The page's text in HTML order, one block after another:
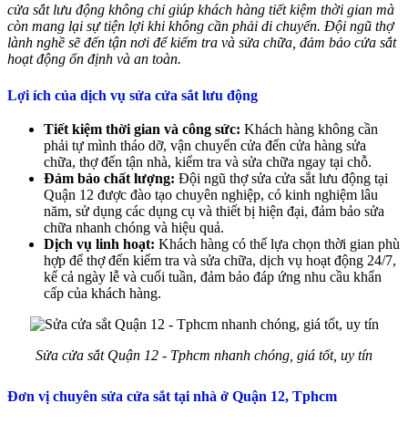
cửa sắt lưu động không chỉ giúp khách hàng tiết kiệm thời gian mà
còn mang lại sự tiện lợi khi không cần phải di chuyển. Đội ngũ thợ
lành nghề sẽ đến tận nơi để kiểm tra và sửa chữa, đảm bảo cửa sắt
hoạt động ổn định và an toàn.
Lợi ích của dịch vụ sửa cửa sắt lưu động
Tiết kiệm thời gian và công sức: Khách hàng không cần
phải tự mình tháo dỡ, vận chuyển cửa đến cửa hàng sửa
chữa, thợ đến tận nhà, kiểm tra và sửa chữa ngay tại chỗ.
Đảm bảo chất lượng: Đội ngũ thợ sửa cửa sắt lưu động tại
Quận 12 được đào tạo chuyên nghiệp, có kinh nghiệm lâu
năm, sử dụng các dụng cụ và thiết bị hiện đại, đảm bảo sửa
chữa nhanh chóng và hiệu quả.
Dịch vụ linh hoạt: Khách hàng có thể lựa chọn thời gian phù
hợp để thợ đến kiểm tra và sửa chữa, dịch vụ hoạt động 24/7,
kể cả ngày lễ và cuối tuần, đảm bảo đáp ứng nhu cầu khẩn
cấp của khách hàng.
Sửa cửa sắt Quận 12 - Tphcm nhanh chóng, giá tốt, uy tín
Đơn vị chuyên sửa cửa sắt tại nhà ở Quận 12, Tphcm